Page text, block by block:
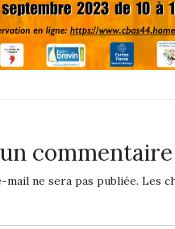
commentaire
mail ne sera pas publiée. Les